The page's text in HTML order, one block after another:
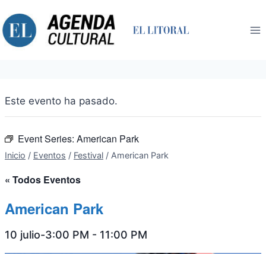
al
contenido
Este evento ha pasado.
Event Series: American Park
Inicio / Eventos / Festival / American Park
« Todos Eventos
American Park
10 julio-3:00 PM - 11:00 PM